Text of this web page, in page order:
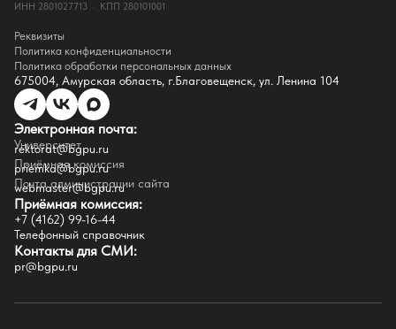
Контакты
Сведения о доходах
Доступная среда
Инфраструктура
Противодествие коррупции
Противодействие терроризму
Целевой капитал
Часто задаваемые вопросы
Внутренний сайт
Факультеты
Естественно-географический факультет
Историко-филологический факультет
Факультет иностранных языков
Факультет педагогики и психологии
Факультет физической культуры и спорта
Подготовительное отделение для иностранных граждан
ИНН 2801027713 · КПП 280101001
Реквизиты
Политика конфиденциальности
Политика обработки персональных данных
675004, Амурская область, г.Благовещенск, ул. Ленина 104
Электронная почта:
Университет
rektorat@bgpu.ru
Приёмная комиссия
priemka@bgpu.ru
Почта администрации сайта
webmaster@bgpu.ru
Приёмная комиссия:
+7 (4162) 99-16-44
Телефонный справочник
Контакты для СМИ:
pr@bgpu.ru